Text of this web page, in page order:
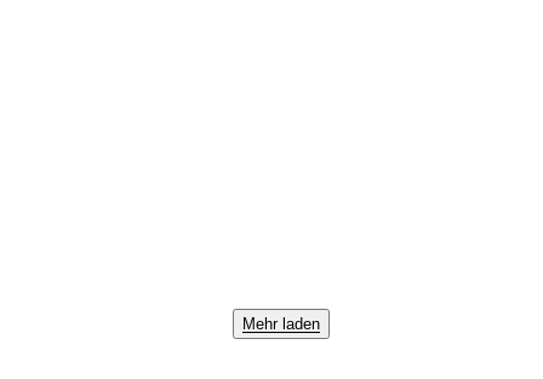
Mehr laden